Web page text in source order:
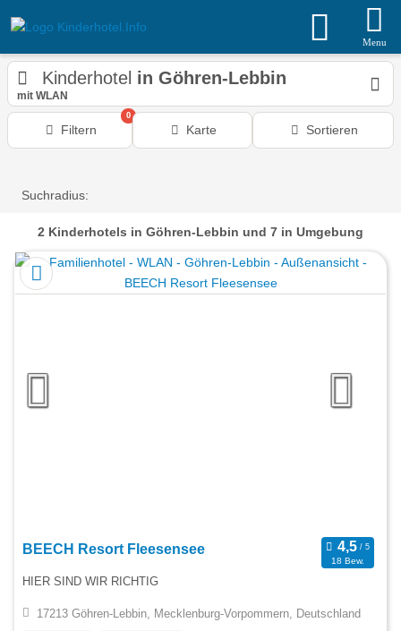
Menu
Kinderhotel in Göhren-Lebbin
mit WLAN
Filtern
0
Karte Sortieren
Suchradius:
2 Kinderhotels in Göhren-Lebbin und 7 in Umgebung
BEECH Resort Fleesensee
18 Bew.
HIER SIND WIR RICHTIG
17213 Göhren-Lebbin, Mecklenburg-Vorpommern, Deutschland